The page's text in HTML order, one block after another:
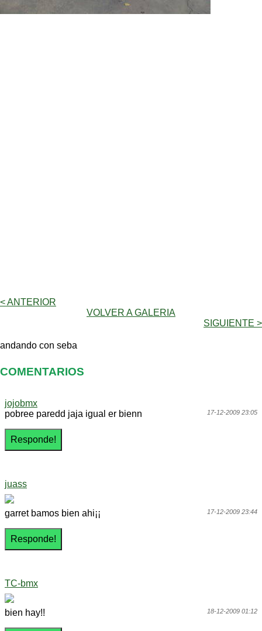
< ANTERIOR
VOLVER A GALERIA
SIGUIENTE >
andando con seba
COMENTARIOS
jojobmx
17-12-2009 23:05
pobree paredd jaja igual er bienn
juass
17-12-2009 23:44
garret bamos bien ahi¡¡
TC-bmx
18-12-2009 01:12
bien hay!!